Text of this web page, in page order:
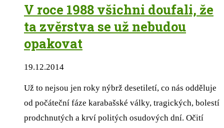
V roce 1988 všichni doufali, že
ta zvěrstva se už nebudou
opakovat
19.12.2014
Už to nejsou jen roky nýbrž desetiletí, co nás odděluje
od počáteční fáze karabašské války, tragických, bolestí
prodchnutých a krví politých osudových dní. Očití